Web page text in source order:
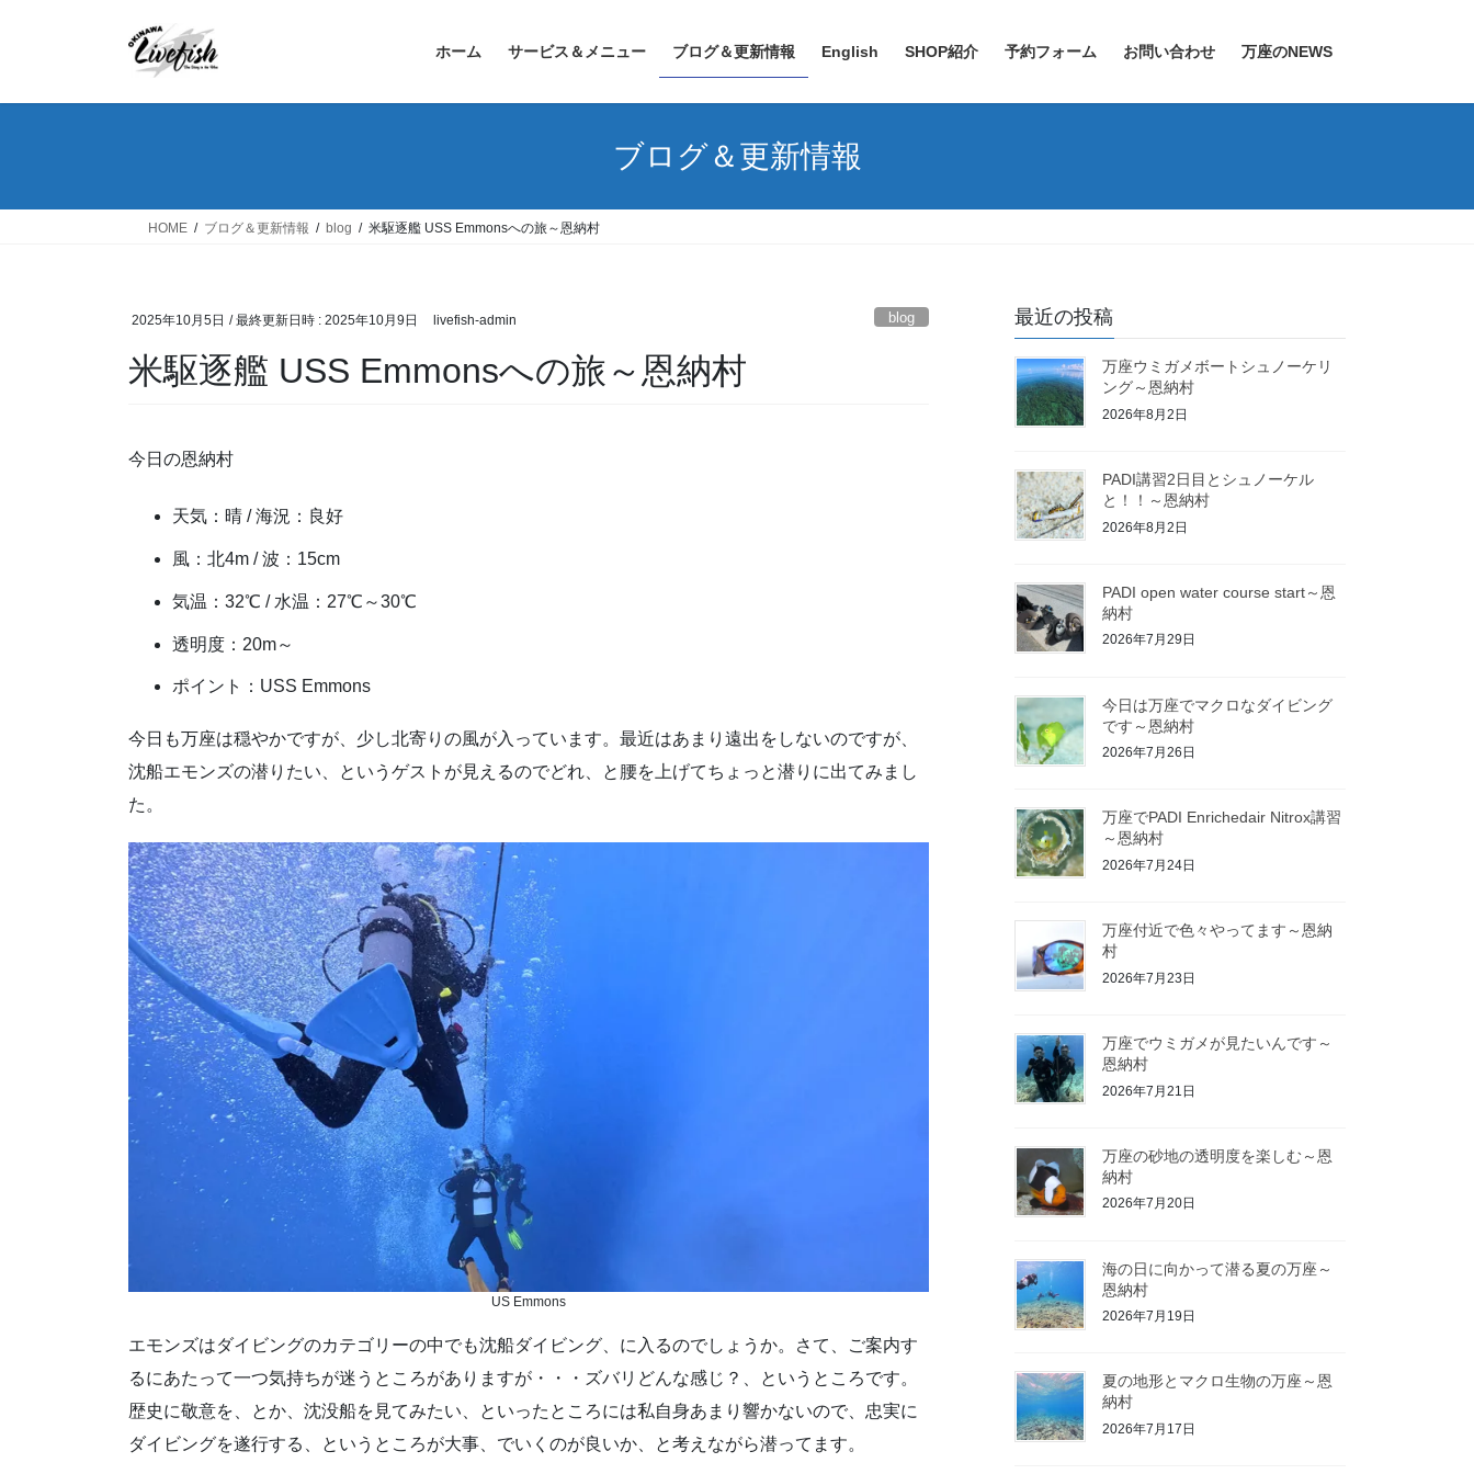
ホーム サービス＆メニュー ブログ＆更新情報 English SHOP紹介 予約フォーム お問い合わせ 万座のNEWS
ブログ＆更新情報
HOME ブログ＆更新情報 blog 米駆逐艦 USS Emmonsへの旅～恩納村
2025年10月5日 / 最終更新日時 : 2025年10月9日 livefish-admin blog
米駆逐艦 USS Emmonsへの旅～恩納村
今日の恩納村
天気：晴 / 海況：良好
風：北4m / 波：15cm
気温：32℃ / 水温：27℃～30℃
透明度：20m～
ポイント：USS Emmons
今日も万座は穏やかですが、少し北寄りの風が入っています。最近はあまり遠出をしないのですが、
沈船エモンズの潜りたい、というゲストが見えるのでどれ、と腰を上げてちょっと潜りに出てみまし
た。
US Emmons
エモンズはダイビングのカテゴリーの中でも沈船ダイビング、に入るのでしょうか。さて、ご案内す
るにあたって一つ気持ちが迷うところがありますが・・・ズバリどんな感じ？、というところです。
歴史に敬意を、とか、沈没船を見てみたい、といったところには私自身あまり響かないので、忠実に
ダイビングを遂行する、というところが大事、でいくのが良いか、と考えながら潜ってます。
最近の投稿
万座ウミガメボートシュノーケリ
ング～恩納村
2026年8月2日
PADI講習2日目とシュノーケル
と！！～恩納村
2026年8月2日
PADI open water course start～恩
納村
2026年7月29日
今日は万座でマクロなダイビング
です～恩納村
2026年7月26日
万座でPADI Enrichedair Nitrox講習
～恩納村
2026年7月24日
万座付近で色々やってます～恩納
村
2026年7月23日
万座でウミガメが見たいんです～
恩納村
2026年7月21日
万座の砂地の透明度を楽しむ～恩
納村
2026年7月20日
海の日に向かって潜る夏の万座～
恩納村
2026年7月19日
夏の地形とマクロ生物の万座～恩
納村
2026年7月17日